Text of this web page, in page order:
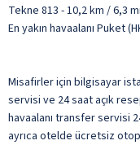
Tekne 813 - 10,2 km / 6,3 mi
En yakın havaalanı Puket
Misafirler için bilgisayar
servisi ve 24 saat açık
havaalanı transfer servisi
ayrıca otelde ücretsiz